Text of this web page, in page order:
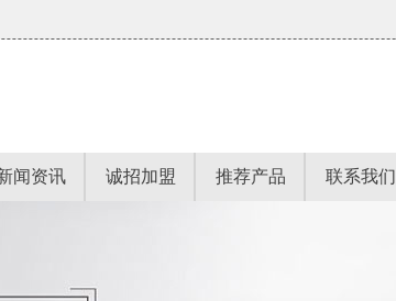
闻资讯 诚招加盟 推荐产品 联系我们